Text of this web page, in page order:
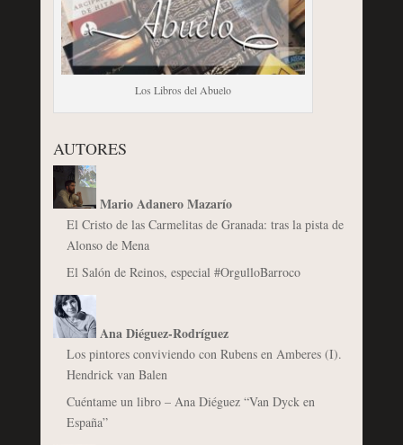
Los Libros del Abuelo
AUTORES
Mario Adanero Mazarío
El Cristo de las Carmelitas de Granada: tras la pista de
Alonso de Mena
El Salón de Reinos, especial #OrgulloBarroco
Ana Diéguez-Rodríguez
Los pintores conviviendo con Rubens en Amberes (I).
Hendrick van Balen
Cuéntame un libro – Ana Diéguez “Van Dyck en
España”